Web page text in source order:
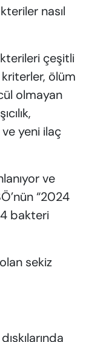
nasıl
çeşitli
kriterler, ölüm
olmayan
yeni ilaç
ve
“2024
bakteri
sekiz